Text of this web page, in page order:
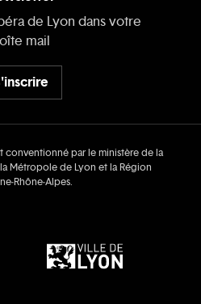
de Lyon dans votre
mail
conventionné par le ministère de la
Métropole de Lyon et la Région